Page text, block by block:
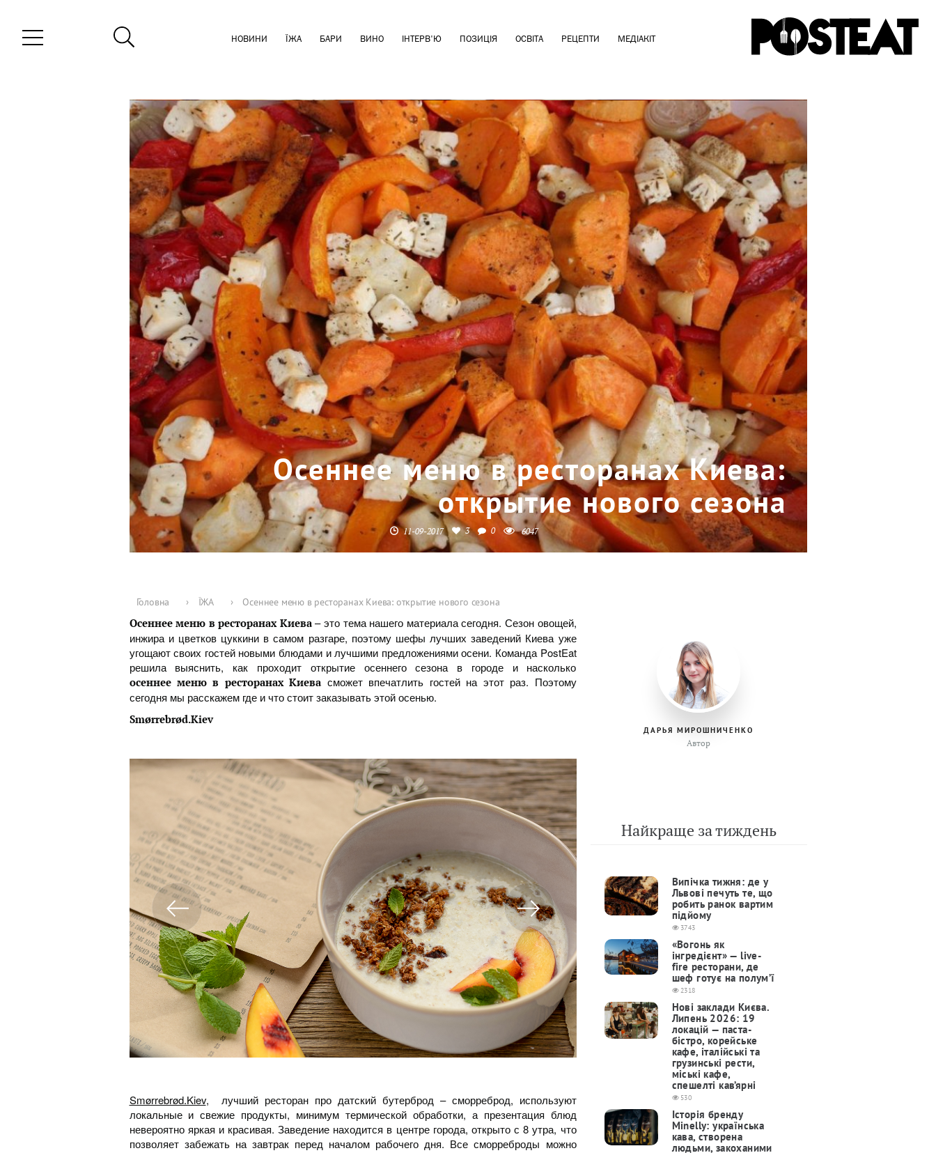
НОВИНИ ЇЖА БАРИ ВИНО ІНТЕРВ'Ю ПОЗИЦІЯ ОСВІТА РЕЦЕПТИ МЕДІАКІТ
Осеннее меню в ресторанах Киева:
открытие нового сезона
11-09-2017 3 0 6047
Головна › ЇЖА › Осеннее меню в ресторанах Киева: открытие нового сезона
Осеннее меню в ресторанах Киева– это тема нашего материала сегодня. Сезон овощей,
инжира и цветков цуккини в самом разгаре, поэтому шефы лучших заведений Киева уже
угощают своих гостей новыми блюдами и лучшими предложениями осени. Команда PostEat
решила выяснить, как проходит открытие осеннего сезона в городе и насколько
осеннее меню в ресторанах Киевасможет впечатлить гостей на этот раз. Поэтому
сегодня мы расскажем где и что стоит заказывать этой осенью.
Smørrebrød.Kiev
Smørrebrød.Kiev, лучший ресторан про датский бутерброд – сморреброд, используют
локальные и свежие продукты, минимум термической обработки, а презентация блюд
невероятно яркая и красивая. Заведение находится в центре города, открыто с 8 утра, что
позволяет забежать на завтрак перед началом рабочего дня. Все сморреброды можно
ДАРЬЯ МИРОШНИЧЕНКО
Автор
Найкраще за тиждень
Випічка тижня: де у
Львові печуть те, що
робить ранок вартим
підйому
3743
«Вогонь як
інгредієнт» — live-
fire ресторани, де
шеф готує на полум’ї
2318
Нові заклади Києва.
Липень 2026: 19
локацій — паста-
бістро, корейське
кафе, італійські та
грузинські рести,
міські кафе,
спешелті кав’ярні
530
Історія бренду
Minelly: українська
кава, створена
людьми, закоханими